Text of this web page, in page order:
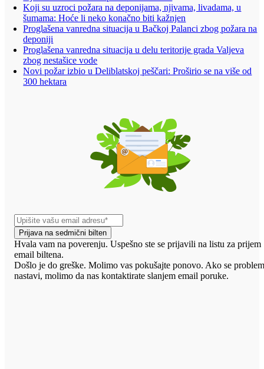
Koji su uzroci požara na deponijama, njivama, livadama, u
šumama: Hoće li neko konačno biti kažnjen
Proglašena vanredna situacija u Bačkoj Palanci zbog požara na
deponiji
Proglašena vanredna situacija u delu teritorije grada Valjeva
zbog nestašice vode
Novi požar izbio u Deliblatskoj peščari: Proširio se na više od
300 hektara
Prijava na sedmični bilten
Hvala vam na poverenju. Uspešno ste se prijavili na listu za prijem
email biltena.
Došlo je do greške. Molimo vas pokušajte ponovo. Ako se
nastavi, molimo da nas kontaktirate slanjem email poruke.